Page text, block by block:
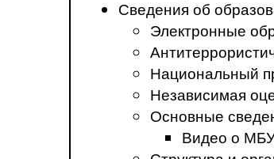
Сведения об
Электронные
Национальный
Независимая
Основные
Видео о